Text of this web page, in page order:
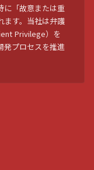
に「故意または重
ます。当社は弁護
Privilege）を
発プロセスを推進